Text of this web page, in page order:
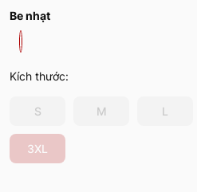
Be nhạt
Kích thước:
S M L
3XL